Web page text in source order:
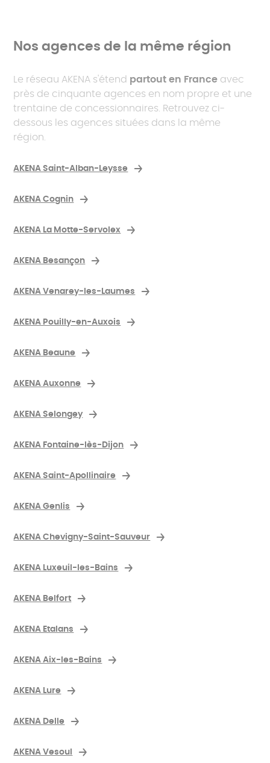
Nos agences de la même région
Le réseau AKENA s'étend partout en France avec
près de cinquante agences en nom propre et une
trentaine de concessionnaires. Retrouvez ci-
dessous les agences situées dans la même
région.
AKENA Saint-Alban-Leysse
AKENA Cognin
AKENA La Motte-Servolex
AKENA Besançon
AKENA Venarey-les-Laumes
AKENA Pouilly-en-Auxois
AKENA Beaune
AKENA Auxonne
AKENA Selongey
AKENA Fontaine-lès-Dijon
AKENA Saint-Apollinaire
AKENA Genlis
AKENA Chevigny-Saint-Sauveur
AKENA Luxeuil-les-Bains
AKENA Belfort
AKENA Etalans
AKENA Aix-les-Bains
AKENA Lure
AKENA Delle
AKENA Vesoul